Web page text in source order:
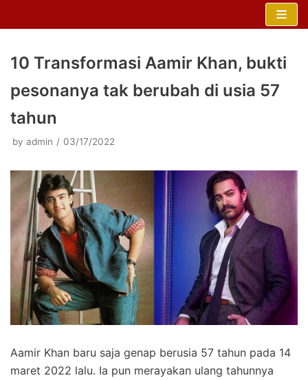
10 Transformasi Aamir Khan, bukti
pesonanya tak berubah di usia 57
tahun
by admin 03/17/2022
Aamir Khan baru saja genap berusia 57 tahun pada 14
maret 2022 lalu. Ia pun merayakan ulang tahunnya